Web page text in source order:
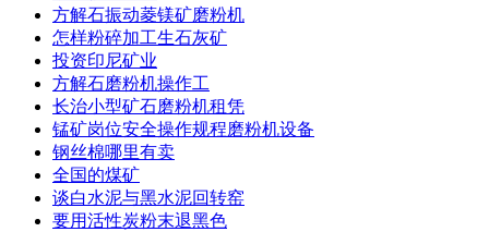
方解石振动菱镁矿磨粉机
怎样粉碎加工生石灰矿
投资印尼矿业
方解石磨粉机操作工
长治小型矿石磨粉机租凭
锰矿岗位安全操作规程磨粉机设备
钢丝棉哪里有卖
全国的煤矿
谈白水泥与黑水泥回转窑
要用活性炭粉末退黑色